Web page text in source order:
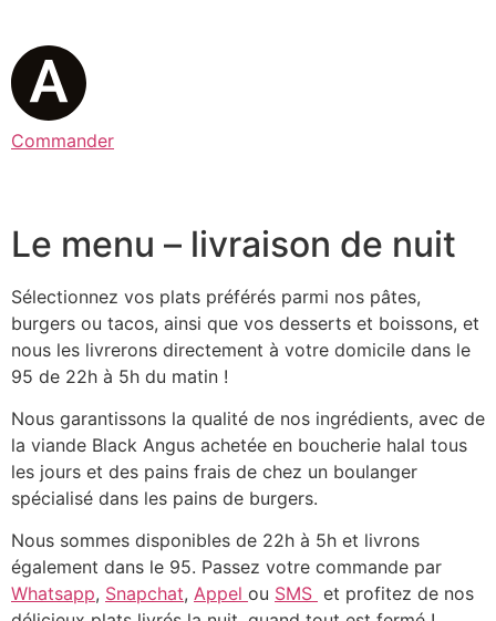
Commander
Le menu – livraison de nuit
Sélectionnez vos plats préférés parmi nos pâtes,
burgers ou tacos, ainsi que vos desserts et boissons, et
nous les livrerons directement à votre domicile dans le
95 de 22h à 5h du matin !
Nous garantissons la qualité de nos ingrédients, avec de
la viande Black Angus achetée en boucherie halal tous
les jours et des pains frais de chez un boulanger
spécialisé dans les pains de burgers.
Nous sommes disponibles de 22h à 5h et livrons
également dans le 95. Passez votre commande par
Whatsapp, Snapchat, Appel ou SMS et profitez de nos